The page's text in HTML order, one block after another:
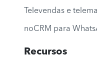
Televendas e
noCRM para
Recursos